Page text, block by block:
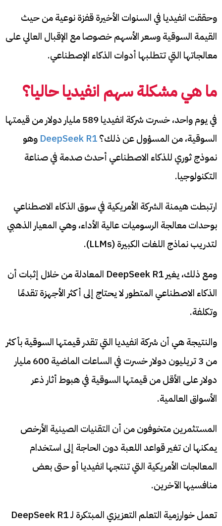
وحققت انفيديا في السنوات الأخيرة قفزة نوعية من حيث
القيمة السوقية وسعر الأسهم خصوصا مع الإقبال العالي على
معالجاتها التي تتطلبها أدوات الذكاء الإصطناعي.
ما هي مشكلة سهم انفيديا حاليا؟
في يوم واحد، خسرت شركة انفيديا 589 مليار دولار من قيمتها
السوقية، من المسؤول عن ذلك؟DeepSeek R1 وهو
نموذج ثوري للذكاء الاصطناعي أحدث صدمة في صناعة
التكنولوجيا.
ارتبطت هيمنة الشركة الأمريكية في سوق الذكاء الاصطناعي
بوحدات معالجة الرسوميات عالية الأداء، وهي المعيار الذهبي
لتدريب نماذج اللغات الكبيرة (LLMs).
ومع ذلك، يغير DeepSeek R1 المعادلة من خلال إثبات أن
الذكاء الاصطناعي المتطور لا يحتاج إلى أكثر الأجهزة تقدمًا
وتكلفة.
والنتيجة هي أن شركة انفيديا التي تقدر قيمتها السوقية بأكثر
من 3 تريليون دولار خسرت في الساعات الماضية 600 مليار
دولار على الأقل من قيمتها السوقية في هبوط أثار ذعر
الأسواق العالمية.
المستثمرين متخوفون من أن التقنيات الصينية الأرخص
يمكنها ان تغير قواعد اللعبة دون الحاجة إلى استخدام
المعالجات الأمريكية التي تنتجها انفيديا أو حتى بعض
منافسيها الآخرين.
تعمل خوارزمية التعلم التعزيزي المبتكرة لـ DeepSeek R1